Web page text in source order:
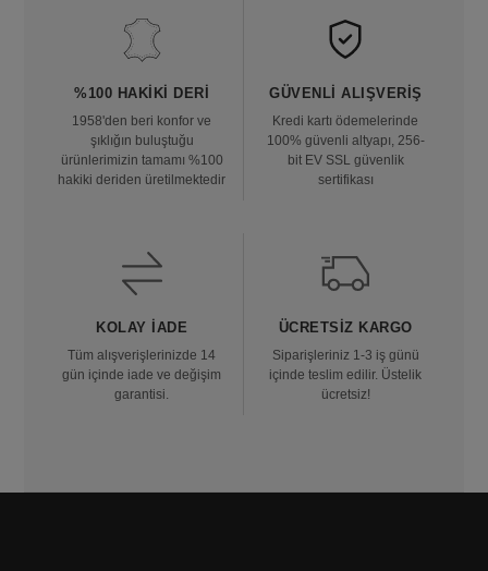
%100 HAKIKI DERI
1958'den beri konfor ve
şıklığın buluştuğu
ürünlerimizin tamamı %100
hakiki deriden üretilmektedir
GÜVENLI ALIŞVERIŞ
Kredi kartı ödemelerinde
100% güvenli altyapı, 256-
bit EV SSL güvenlik
sertifikası
KOLAY İADE
Tüm alışverişlerinizde 14
gün içinde iade ve değişim
garantisi.
ÜCRETSIZ KARGO
Siparişleriniz 1-3 iş günü
içinde teslim edilir. Üstelik
ücretsiz!